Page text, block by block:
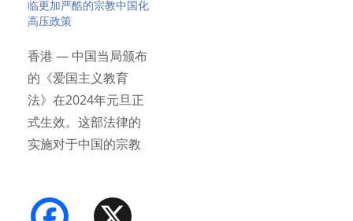
临更加严酷的宗教中国化
高压政策
香港 — 中国当局颁布
的《爱国主义教育
法》在2024年元旦正
式生效。这部法律的
实施对于中国的宗教
Facebook